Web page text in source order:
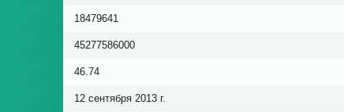
18479641
45277586000
46.74
12 сентября 2013 г.